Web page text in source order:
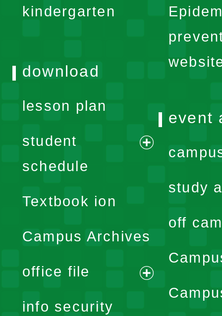
kindergarten
download
lesson plan
student
schedule
expand
menu
Textbook ion
Campus Archives
office file
expand
info security
event
study
off